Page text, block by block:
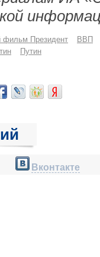
фильм Президент
ВВП
Путин
Вконтакте